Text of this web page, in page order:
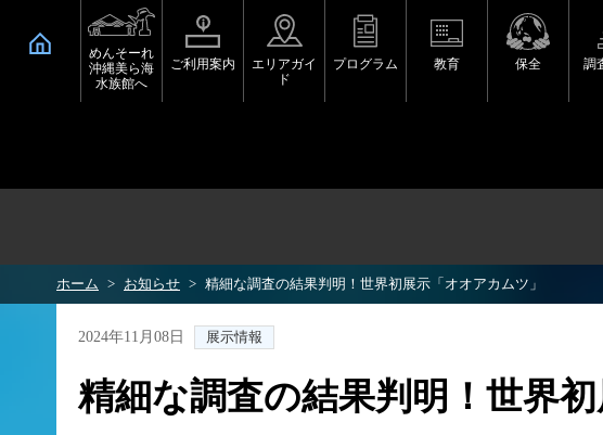
めんそーれ
沖縄美ら海
水族館へ
ご利用案内
エリアガイ
ド
プログラム 教育 保全 調
ホーム お知らせ 精細な調査の結果判明！世界初展示「オオアカムツ」
2024年11月08日 展示情報
精細な調査の結果判明！世界